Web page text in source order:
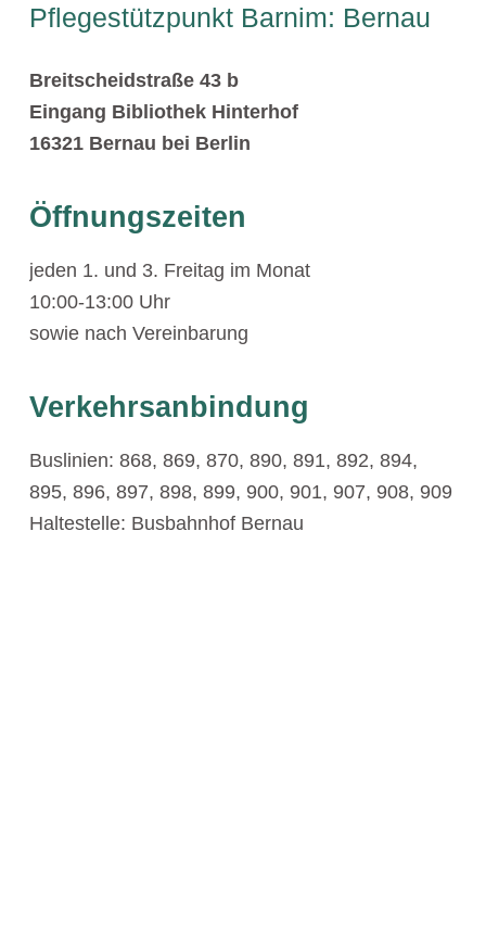
Pflegestützpunkt Barnim: Bernau
Breitscheidstraße 43 b
Eingang Bibliothek Hinterhof
16321 Bernau bei Berlin
Öffnungszeiten
jeden 1. und 3. Freitag im Monat
10:00-13:00 Uhr
sowie nach Vereinbarung
Verkehrsanbindung
Buslinien: 868, 869, 870, 890, 891, 892, 894,
895, 896, 897, 898, 899, 900, 901, 907, 908, 909
Haltestelle: Busbahnhof Bernau